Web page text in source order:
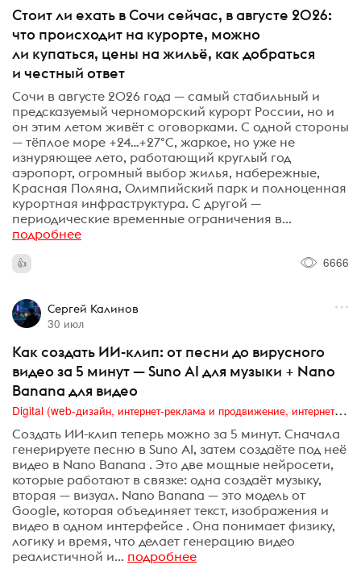
Стоит ли ехать в Сочи сейчас, в августе 2026:
что происходит на курорте, можно
ли купаться, цены на жильё, как добраться
и честный ответ
Сочи в августе 2026 года — самый стабильный и
предсказуемый черноморский курорт России, но и
он этим летом живёт с оговорками. С одной стороны
— тёплое море +24…+27°C, жаркое, но уже не
изнуряющее лето, работающий круглый год
аэропорт, огромный выбор жилья, набережные,
Красная Поляна, Олимпийский парк и полноценная
курортная инфраструктура. С другой —
периодические временные ограничения в...
подробнее
6666
Сергей Калинов
30 июл
Как создать ИИ-клип: от песни до вирусного
видео за 5 минут — Suno AI для музыки + Nano
Banana для видео
Digital (web-дизайн, интернет-реклама и продвижение, интернет-сообщества и блоги, интернет-коммуникации, мобильный маркетинг, реклама на цифровых экранах)
Создать ИИ-клип теперь можно за 5 минут. Сначала
генерируете песню в Suno AI, затем создаёте под неё
видео в Nano Banana . Это две мощные нейросети,
которые работают в связке: одна создаёт музыку,
вторая — визуал. Nano Banana — это модель от
Google, которая объединяет текст, изображения и
видео в одном интерфейсе . Она понимает физику,
логику и время, что делает генерацию видео
реалистичной и... подробнее